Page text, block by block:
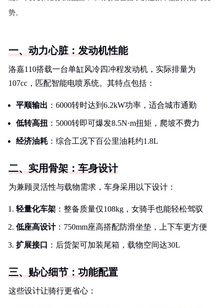
势。
一、动力心脏：发动机性能
洛嘉110搭载一台单缸风冷四冲程发动机，实际排量为
107cc，匹配智能电喷系统。其特点包括：
平顺输出 ：6000转时达到6.2kW功率，适合城市通勤
低转高扭 ：5000转即可爆发8.5N·m扭矩，爬坡不费力
经济油耗 ：综合工况下百公里油耗约1.8L
二、实用骨架：车身设计
为兼顾灵活性与载物需求，车身采用以下设计：
轻量化车架 ：整备质量仅108kg，女骑手也能轻松驾驭
低座高设计：750mm座高搭配防滑坐垫，上下车更方便
扩展接口 ：后货架可加装尾箱，载物空间达30L
三、贴心细节：功能配置
这些设计让骑行更省心：